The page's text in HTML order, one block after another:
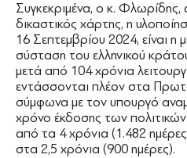
Συγκεκριμένα, ο κ. Φλωρίδης,
δικαστικός χάρτης, η
16 Σεπτεμβρίου 2024, είναι η
σύσταση του ελληνικού
μετά από 104 χρόνια
εντάσσονται πλέον στα
σύμφωνα με τον υπουργό
χρόνο έκδοσης των
από τα 4 χρόνια (1.482
στα 2,5 χρόνια (900 ημέρες).